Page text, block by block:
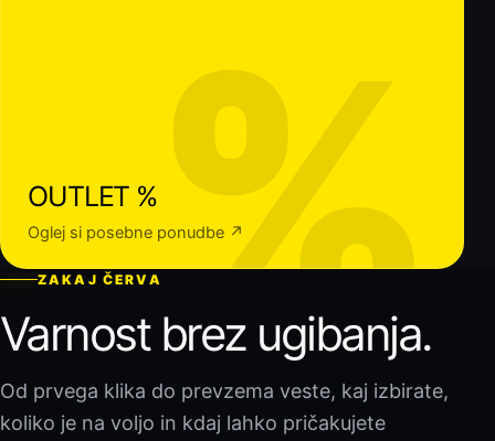
%
OUTLET %
Oglej si posebne ponudbe ↗
ZAKAJ ČERVA
Varnost brez ugibanja.
Od prvega klika do prevzema veste, kaj izbirate,
koliko je na voljo in kdaj lahko pričakujete